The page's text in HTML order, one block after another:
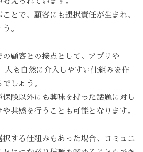
えられています。
とで、顧客にも選択責任が生まれ、
。
の顧客との接点として、アプリや
人も自然に介入しやすい仕組みを作
しょう。
険以外にも興味を持った話題に対し
共感を行うことも可能となります。
する仕組みもあった場合、コミュニ